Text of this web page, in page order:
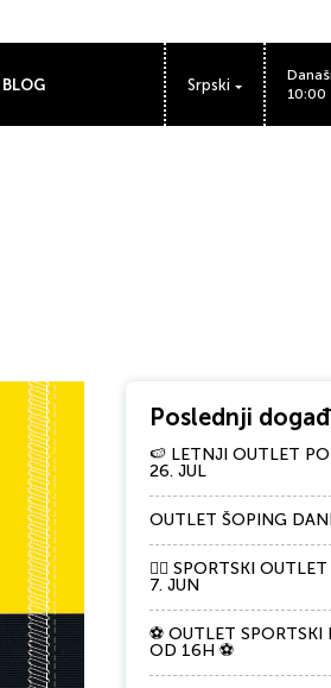
BLOG Srpski
10:00
Poslednji
🍉 LETNJI OUTLET
26. JUL
OUTLET ŠOPING
🏃‍♀️ SPORTSKI
7. JUN
⚽ OUTLET
OD 16H ⚽